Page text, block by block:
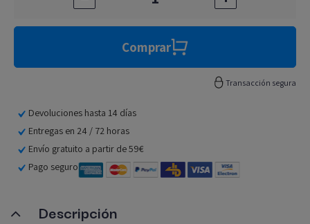
Comprar
Transacción segura
Devoluciones hasta 14 días
Entregas en 24 / 72 horas
Envío gratuito a partir de 59€
Pago seguro
Descripción